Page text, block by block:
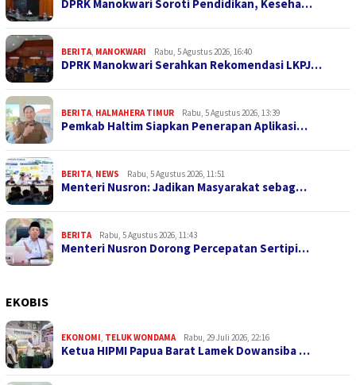
DPRK Manokwari Soroti Pendidikan, Keseha…
BERITA MANOKWARI Rabu, 5 Agustus 2026, 16:40
DPRK Manokwari Serahkan Rekomendasi LKPJ…
BERITA HALMAHERA TIMUR Rabu, 5 Agustus 2026, 13:39
Pemkab Haltim Siapkan Penerapan Aplikasi…
BERITA NEWS Rabu, 5 Agustus 2026, 11:51
Menteri Nusron: Jadikan Masyarakat sebag…
BERITA Rabu, 5 Agustus 2026, 11:43
Menteri Nusron Dorong Percepatan Sertipi…
EKOBIS
EKONOMI TELUK WONDAMA Rabu, 29 Juli 2026, 22:16
Ketua HIPMI Papua Barat Lamek Dowansiba …